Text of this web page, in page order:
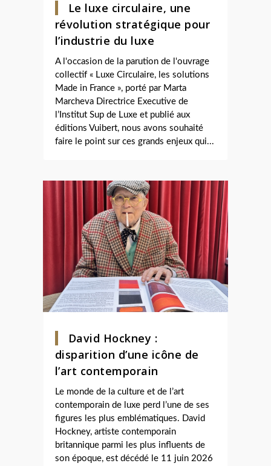
Le luxe circulaire, une
révolution stratégique pour
l’industrie du luxe
A l'occasion de la parution de l'ouvrage
collectif « Luxe Circulaire, les solutions
Made in France », porté par Marta
Marcheva Directrice Executive de
l’Institut Sup de Luxe et publié aux
éditions Vuibert, nous avons souhaité
faire le point sur ces grands enjeux qui...
David Hockney :
disparition d’une icône de
l’art contemporain
Le monde de la culture et de l’art
contemporain de luxe perd l’une de ses
figures les plus emblématiques. David
Hockney, artiste contemporain
britannique parmi les plus influents de
son époque, est décédé le 11 juin 2026